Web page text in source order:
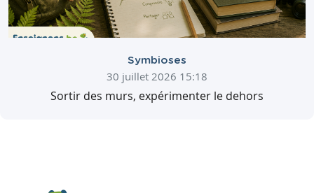
Symbioses
30 juillet 2026 15:18
Sortir des murs, expérimenter le dehors